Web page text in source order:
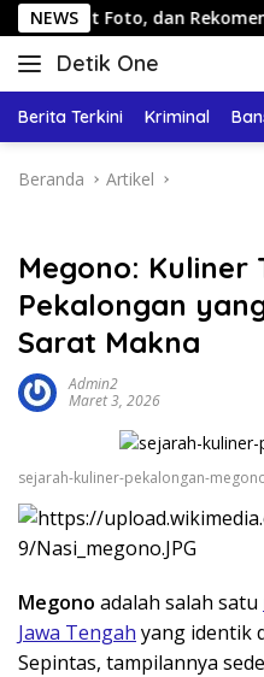
Langsung
ke
konten
NEWSdan Rekomendasi
Detik One
Tajam
Fakta
Berita Terkini Kriminal
Beranda Artikel
Megono: Kuliner
Pekalongan
Sarat Makna
Admin2
Maret 3, 2026
sejarah-kuliner-pekalongan-
Megono adalah salah satu
Jawa Tengah yang identik
Sepintas, tampilannya